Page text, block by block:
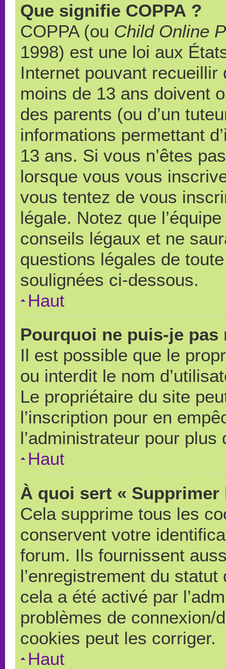
Que signifie COPPA ?
COPPA (ou Child Online
1998) est une loi aux
Internet pouvant
moins de 13 ans doivent
des parents (ou d’un
informations permettant
13 ans. Si vous n’êtes
lorsque vous vous
vous tentez de vous
légale. Notez que
conseils légaux et ne
questions légales de
soulignées ci-dessous.
Haut
Pourquoi ne puis-je pas
Il est possible que le
ou interdit le nom
Le propriétaire du site
l’inscription pour en
l’administrateur pour
Haut
À quoi sert «
Cela supprime tous les
conservent votre
forum. Ils fournissent
l’enregistrement du
cela a été activé par
problèmes de connexion/
cookies peut les corriger.
Haut